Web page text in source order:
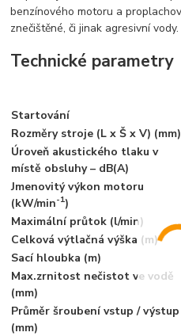
benzínového motoru a
znečištěné, či jinak agresivní vody.
Technické parametry
Startování
Rozměry stroje (L x Š x V) (mm)
Úroveň akustického tlaku v
místě obsluhy – dB(A)
Jmenovitý výkon motoru
(kW/min-1)
Maximální průtok (l/min)
Celková výtlačná výška (m)
Sací hloubka (m)
Max.zrnitost nečistot ve vodě
(mm)
Průměr šroubení vstup / výstup
(mm)